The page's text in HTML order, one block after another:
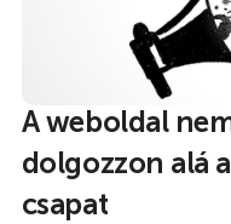
A weboldal
dolgozzon alá
csapat